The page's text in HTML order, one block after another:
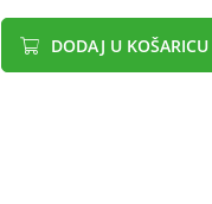
DODAJ U KOŠARICU